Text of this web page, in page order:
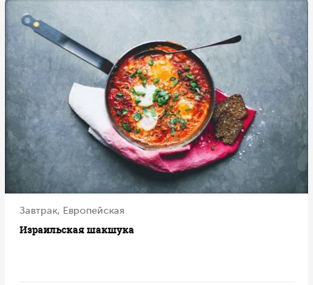
Завтрак, Европейская
Израильская шакшука